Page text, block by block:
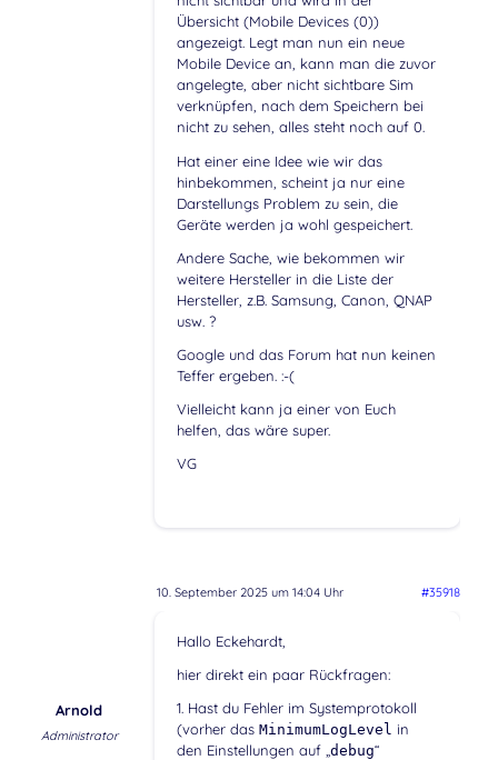
Übersicht (Mobile Devices (0))
angezeigt. Legt man nun ein neue
Mobile Device an, kann man die zuvor
angelegte, aber nicht sichtbare Sim
verknüpfen, nach dem Speichern bei
nicht zu sehen, alles steht noch auf 0.
Hat einer eine Idee wie wir das
hinbekommen, scheint ja nur eine
Darstellungs Problem zu sein, die
Geräte werden ja wohl gespeichert.
Andere Sache, wie bekommen wir
weitere Hersteller in die Liste der
Hersteller, z.B. Samsung, Canon, QNAP
usw. ?
Google und das Forum hat nun keinen
Teffer ergeben. :-(
Vielleicht kann ja einer von Euch
helfen, das wäre super.
VG
10. September 2025 um 14:04 Uhr #35918
Arnold
Administrator
Hallo Eckehardt,
hier direkt ein paar Rückfragen:
1. Hast du Fehler im Systemprotokoll
(vorher das MinimumLogLevel in
den Einstellungen auf „ debug“